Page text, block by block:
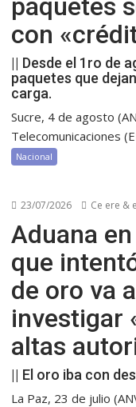
paquetes
con
|| Desde el 1ro de
paquetes que
carga.
Sucre, 4 de agosto
Telecomunicaciones
Nacional
23/07/2026 Ce ere &
Aduana
que
de oro va
investigar
altas
|| El oro iba con
La Paz, 23 de julio